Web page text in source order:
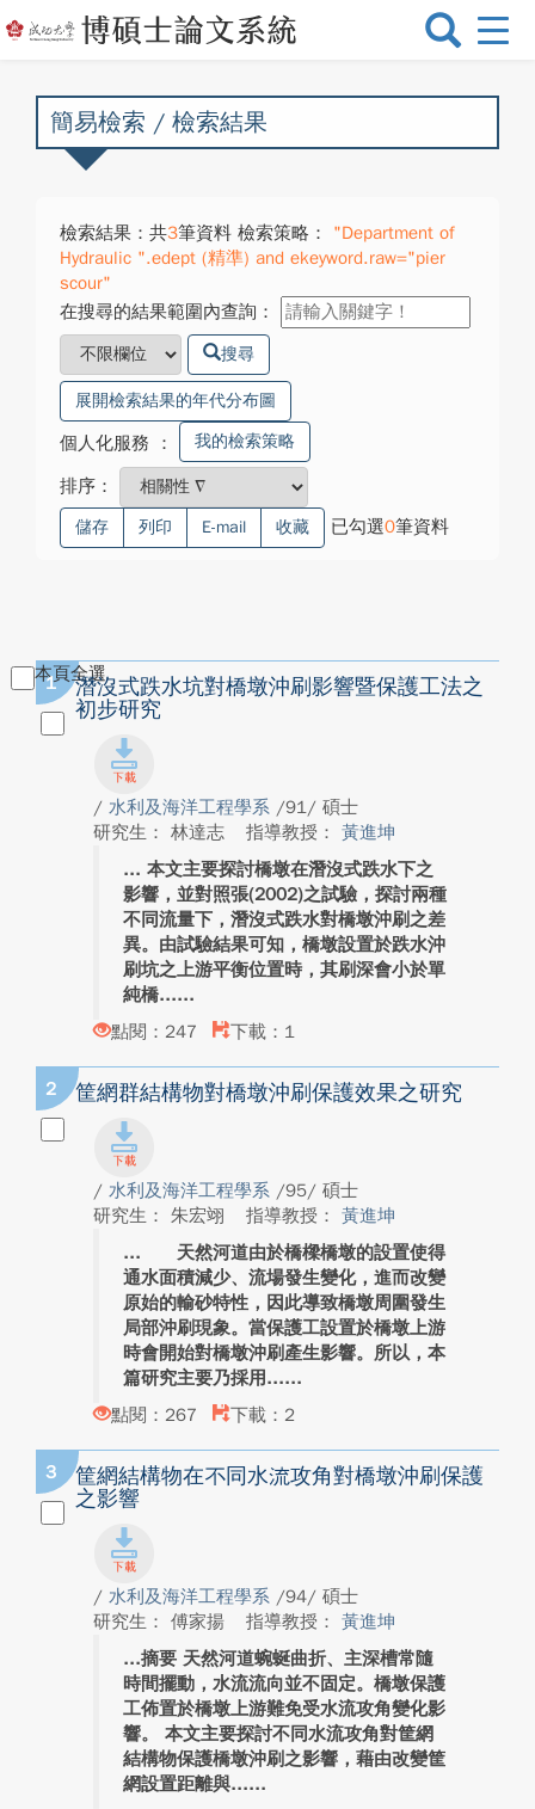
選
換
簡易檢索 / 檢索結果
檢索結果：共3筆資料 檢索策略：
"Department of
Hydraulic ".edept (精準) and ekeyword.raw="pier
scour"
在搜尋的結果範圍內查詢：
搜尋
展開檢索結果的年代分布圖
個人化服務 ： 我的檢索策略
排序：
儲存 列印 E-mail 收藏 已勾選0筆資料
本頁全選
1
潛沒式跌水坑對橋墩沖刷影響暨保護工法之
初步研究
/ 水利及海洋工程學系 /91/ 碩士
研究生： 林達志
指導教授： 黃進坤
本文主要探討橋墩在潛沒式跌水下之
影響，並對照張(2002)之試驗，探討兩種
不同流量下，潛沒式跌水對橋墩沖刷之差
異。由試驗結果可知，橋墩設置於跌水沖
刷坑之上游平衡位置時，其刷深會小於單
純橋...
點閱：247
下載：1
2 筐網群結構物對橋墩沖刷保護效果之研究
/ 水利及海洋工程學系 /95/ 碩士
研究生： 朱宏翊
指導教授： 黃進坤
天然河道由於橋樑橋墩的設置使得
通水面積減少、流場發生變化，進而改變
原始的輸砂特性，因此導致橋墩周圍發生
局部沖刷現象。當保護工設置於橋墩上游
時會開始對橋墩沖刷產生影響。所以，本
篇研究主要乃採用...
點閱：267
下載：2
3
筐網結構物在不同水流攻角對橋墩沖刷保護
之影響
/ 水利及海洋工程學系 /94/ 碩士
研究生： 傅家揚
指導教授： 黃進坤
摘要 天然河道蜿蜒曲折、主深槽常隨
時間擺動，水流流向並不固定。橋墩保護
工佈置於橋墩上游難免受水流攻角變化影
響。 本文主要探討不同水流攻角對筐網
結構物保護橋墩沖刷之影響，藉由改變筐
網設置距離與...